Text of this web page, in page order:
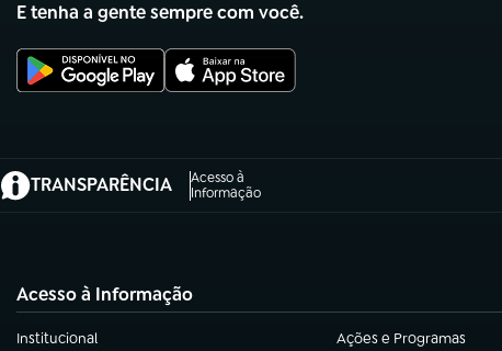
E tenha a gente sempre com você.
TRANSPARÊNCIA
Acesso à
Informação
(abre em nova aba)
Acesso à Informação
Institucional
(abre em nova aba) Ações e Programas
(abre em nova aba)